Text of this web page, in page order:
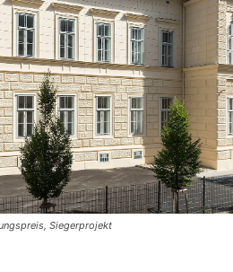
Siegerprojekt